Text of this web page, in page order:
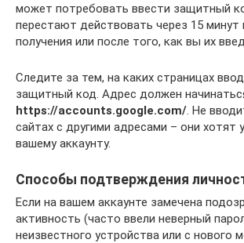
может потребовать ввести защитный
перестают действовать через 15 минут
получения или после того, как вы их
Следите за тем, на каких страницах
защитный код. Адрес должен
https://accounts.google.com/. Не
сайтах с другими адресами – они хотят
вашему аккаунту.
Способы подтверждения
Если на вашем аккаунте замечена
активность (часто ввели неверный
неизвестного устройства или с нового